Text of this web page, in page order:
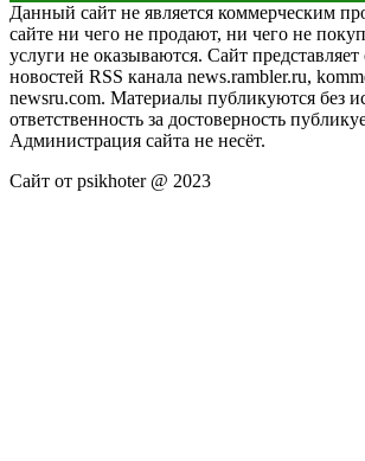
Данный сайт не является коммерческим
сайте ни чего не продают, ни чего не
услуги не оказываются. Сайт представляет
новостей RSS канала news.rambler.ru,
newsru.com. Материалы публикуются без
ответственность за достоверность
Администрация сайта не несёт.
Сайт от psikhoter @ 2023